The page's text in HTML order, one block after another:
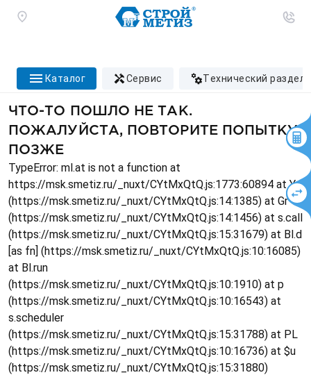
каталог сервис технический раздел
ЧТО-ТО ПОШЛО НЕ ТАК.
ПОЖАЛУЙСТА, ПОВТОРИТЕ ПОПЫТКУ
ПОЗЖЕ
TypeError: ml.at is not a function at
https://msk.smetiz.ru/_nuxt/CYtMxQtQ.js:1773:60894 at Ys
(https://msk.smetiz.ru/_nuxt/CYtMxQtQ.js:14:1385) at Gr
(https://msk.smetiz.ru/_nuxt/CYtMxQtQ.js:14:1456) at s.call
(https://msk.smetiz.ru/_nuxt/CYtMxQtQ.js:15:31679) at Bl.d
[as fn] (https://msk.smetiz.ru/_nuxt/CYtMxQtQ.js:10:16085)
at Bl.run
(https://msk.smetiz.ru/_nuxt/CYtMxQtQ.js:10:1910) at p
(https://msk.smetiz.ru/_nuxt/CYtMxQtQ.js:10:16543) at
s.scheduler
(https://msk.smetiz.ru/_nuxt/CYtMxQtQ.js:15:31788) at PL
(https://msk.smetiz.ru/_nuxt/CYtMxQtQ.js:10:16736) at $u
(https://msk.smetiz.ru/_nuxt/CYtMxQtQ.js:15:31880)